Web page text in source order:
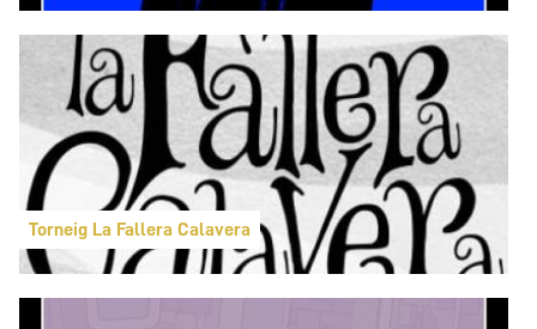
Torneig La Fallera Calavera